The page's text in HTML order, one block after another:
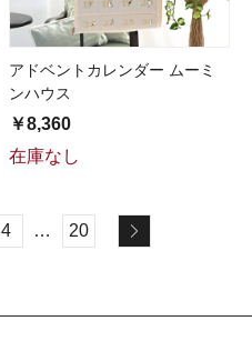
アドベントカレンダー ムーミ
ンハウス
￥8,360
在庫なし
4 … 20